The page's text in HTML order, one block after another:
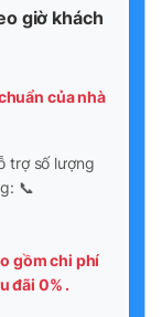
giờ khách
của nhà
trợ số lượng
📞
gồm chi phí
đãi 0% .